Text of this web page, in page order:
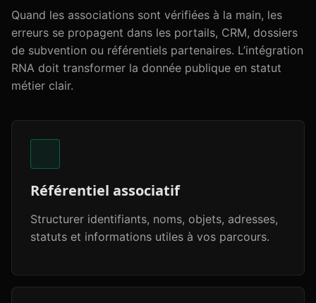
Quand les associations sont vérifiées à la main, les
erreurs se propagent dans les portails, CRM, dossiers
de subvention ou référentiels partenaires. L’intégration
RNA doit transformer la donnée publique en statut
métier clair.
Référentiel associatif
Structurer identifiants, noms, objets, adresses,
statuts et informations utiles à vos parcours.